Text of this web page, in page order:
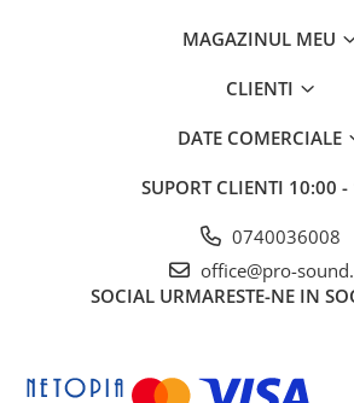
MAGAZINUL MEU
CLIENTI
DATE COMERCIALE
SUPORT CLIENTI 10:00 -
0740036008
office@pro-
SOCIAL URMARESTE-NE IN